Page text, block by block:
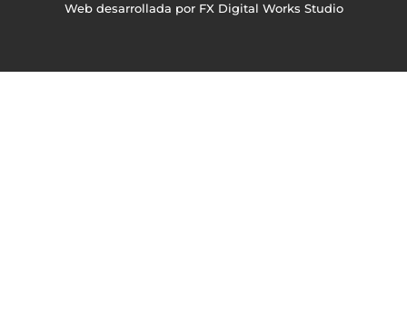
Web desarrollada por FX Digital Works Studio